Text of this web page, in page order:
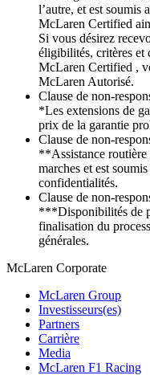
l’autre, et est soumis
McLaren Certified
Si vous désirez
éligibilités, critères et
McLaren Certified ,
McLaren Autorisé.
Clause de non-
*Les extensions de
prix de la garantie
Clause de non-
**Assistance routière
marches et est
confidentialités.
Clause de non-
***Disponibilités de
finalisation du
générales.
McLaren Corporate
McLaren Group
Investisseurs(es)
Partners
Carrière
Media
McLaren F1 Racing